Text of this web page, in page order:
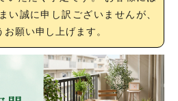
い誠に申し訳ございませんが、
願い申し上げます。